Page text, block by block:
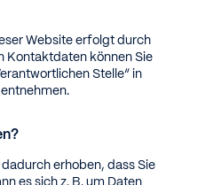
Website erfolgt durch
Kontaktdaten können Sie
Stelle“ in
dadurch erhoben, dass Sie
es sich z. B. um Daten